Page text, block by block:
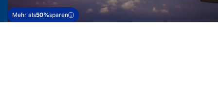
Mehr als50%sparen